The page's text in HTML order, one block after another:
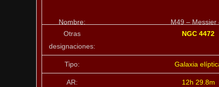
Nombre:
M49 – Messier
Otras
designaciones:
NGC 4472
Tipo: Galaxia
AR: 12h 29.8m